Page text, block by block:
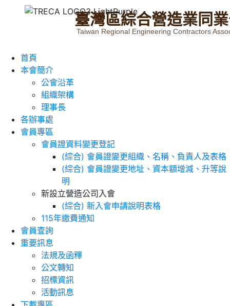
臺灣區綜合營造業同業
Taiwan Regional Engineering Contractors
首頁
本會簡介
公會沿革
組織架構
理事長
各辦事處
會員專區
會員證資料變更登記
(綜合) 會員證變更組織、名稱、負責人及表格
(綜合) 會員證變更地址、資本額增減、升等說
明
新設立營造公司入會
(綜合) 新入會申請說明表格
115年繳費通知
會員查詢
重要訊息
法規及函釋
公文轉知
招標資訊
活動訊息